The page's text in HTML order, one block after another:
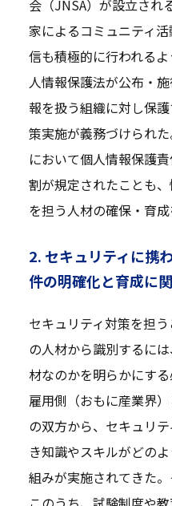
会（JNSA）が設立され
家によるコミュニティ
信も積極的に行われる
人情報保護法が公布・
報を扱う組織に対し保
策実施が義務づけられ
において個人情報保護
割が規定されたことも
を担う人材の確保・育
2. セキュリティに携
件の明確化と育成に
セキュリティ対策を担
の人材から識別するに
材なのかを明らかにす
雇用側（おもに産業界
の双方から、セキュリ
き知識やスキルがどの
組みが実施されてきた。